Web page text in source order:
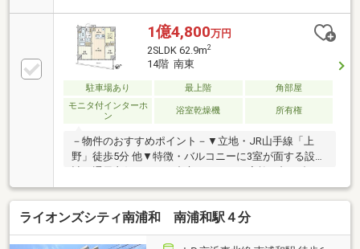
1億4,800万円
2SLDK 62.9m2
14階 南東
駐車場あり 最上階
角部屋
モニタ付インターホ
ン
浴室乾燥機 所有権
－物件のおすすめポイント－▼立地・JR山手線「上
野」徒歩5分 他▼特徴・バルコニーに3室が面する設
計、通風良好・LDKを中心とした、ご家族が顔を合わ
せやすい間取り・食洗機・浄水器搭載の対面式キッチ
ン・窓・収納付のサービススペース約5.0帖は多目的に
活用可能・ペット飼育可能(規則有)▼設備・床暖房
(LD)・パントリー・ミストサウナ付浴室乾燥機・オー
ライオンズシティ南浦和 南浦和駅４分